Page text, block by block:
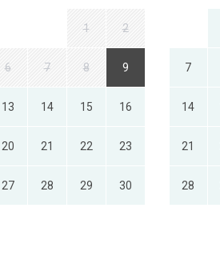
1 2
6 7 8 9
13 14 15 16
20 21 22 23
27 28 29 30
7
14
21
28